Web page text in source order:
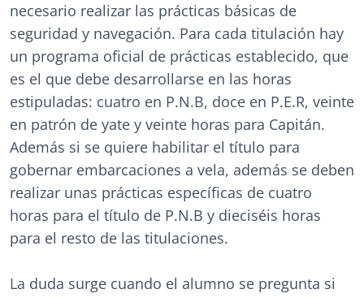
necesario realizar las prácticas básicas de
seguridad y navegación. Para cada titulación hay
un programa oficial de prácticas establecido, que
es el que debe desarrollarse en las horas
estipuladas: cuatro en P.N.B, doce en P.E.R, veinte
en patrón de yate y veinte horas para Capitán.
Además si se quiere habilitar el título para
gobernar embarcaciones a vela, además se deben
realizar unas prácticas específicas de cuatro
horas para el título de P.N.B y dieciséis horas
para el resto de las titulaciones.
La duda surge cuando el alumno se pregunta si